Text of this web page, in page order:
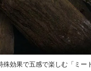
殊効果で五感で楽しむ「ミー